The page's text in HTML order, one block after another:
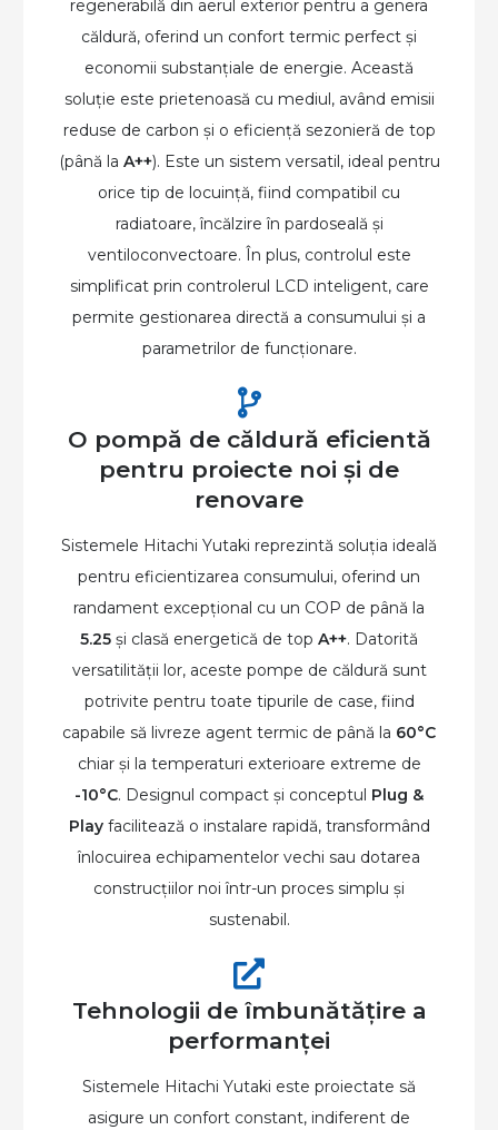
regenerabilă din aerul exterior pentru a genera
căldură, oferind un confort termic perfect și
economii substanțiale de energie. Această
soluție este prietenoasă cu mediul, având emisii
reduse de carbon și o eficiență sezonieră de top
(până la A++). Este un sistem versatil, ideal pentru
orice tip de locuință, fiind compatibil cu
radiatoare, încălzire în pardoseală și
ventiloconvectoare. În plus, controlul este
simplificat prin controlerul LCD inteligent, care
permite gestionarea directă a consumului și a
parametrilor de funcționare.
O pompă de căldură eficientă
pentru proiecte noi și de
renovare
Sistemele Hitachi Yutaki reprezintă soluția ideală
pentru eficientizarea consumului, oferind un
randament excepțional cu un COP de până la
5.25 și clasă energetică de top A++. Datorită
versatilității lor, aceste pompe de căldură sunt
potrivite pentru toate tipurile de case, fiind
capabile să livreze agent termic de până la 60°C
chiar și la temperaturi exterioare extreme de
-10°C. Designul compact și conceptul Plug &
Playfacilitează o instalare rapidă, transformând
înlocuirea echipamentelor vechi sau dotarea
construcțiilor noi într-un proces simplu și
sustenabil.
Tehnologii de îmbunătățire a
performanței
Sistemele Hitachi Yutaki este proiectate să
asigure un confort constant, indiferent de